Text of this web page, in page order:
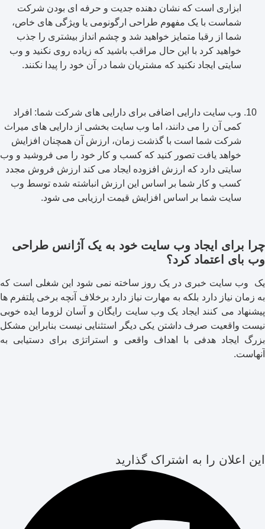
ابزاری است که نشان دهنده جدیت و حرفه ای بودن شرکت
شماست با یک مفهوم طراحی ارگونومی یا ویژگی های خاص،
شما از رقبا متمایز خواهید شد و چشم انداز بیشتری را جذب
خواهید کرد با این حال مراقب باشید که زیاده روی نکنید و وب
سایتی ایجاد نکنید که مشتریان شما در آن خود را پیدا نکنند.
وب سایت دارایی اضافی برای دارایی های شرکت شما: افراد
کمی آن را می دانند، اما وب سایت بخشی از دارایی های میراث
شرکت شما است با گذشت زمان، ارزش آن همچنان افزایش
خواهد یافت تصور کنید که کسب و کار خود را می فروشید و وب
سایتی دارد که ارزش افزوده ایجاد می کند ارزش فروش مجدد
کسب و کار شما بر اساس این ارزش انباشته شده توسط وب
سایت شما بر اساس افزایش قیمت ارزیابی می شود.
چرا برای ایجاد وب سایت خود به یک آژانس طراحی
وب بای اعتماد کرد؟
یک وب سایت خبری در یک روز ساخته نمی شود این شغلی است که
به زمان نیاز دارد بلکه به مهارت نیاز دارد برخلاف آنچه برخی پلتفرم ها
پیشنهاد می کنند ایجاد یک وب سایت رایگان و آسان لزوما ایده خوبی
نیست واقعیت صرف داشتن یکی دیگر استثنایی نیست بنابراین مشکل
بزرگ ایجاد هدفی با اهداف واقعی و استراتژی برای دستیابی به
آنهاست.
این اعلان را به اشتراک گذارید